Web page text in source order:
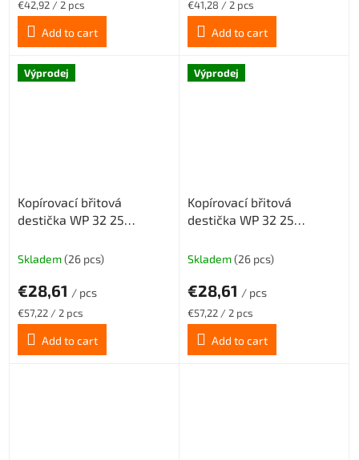
Measure
price:
€42,92 / 2 pcs
Add to cart
Measure
price:
€41,28 / 2 pcs
Add to cart
Výprodej
Kopírovací břitová
destička WP 32 25
geometrie MM, povlak
Skladem(26 pcs)
€28,61 / pcs
Measure
price:
€57,22 / 2 pcs
Add to cart
Výprodej
Kopírovací břitová
destička WP 32 25
povlak CX22HS
Skladem(26 pcs)
€28,61 / pcs
Measure
price:
€57,22 / 2 pcs
Add to cart